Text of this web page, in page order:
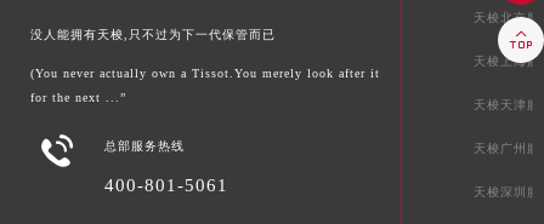
没人能拥有天梭,只不过为下一代保管而已
(You never actually own a Tissot.You merely look after it
for the next ...”
 总部服务热线
400-801-5061
天梭北京服
天梭上海服
天梭天津服
天梭广州服
天梭深圳服
